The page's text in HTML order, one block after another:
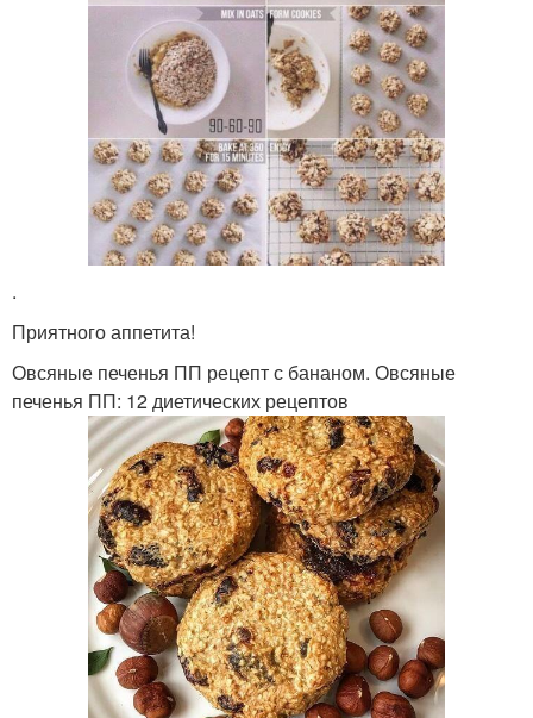
.
Приятного аппетита!
Овсяные печенья ПП рецепт с бананом. Овсяные
печенья ПП: 12 диетических рецептов